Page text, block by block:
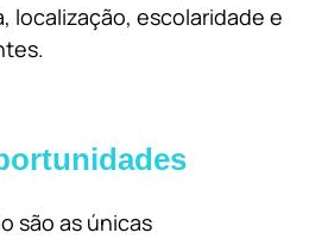
localização, escolaridade e
são as únicas